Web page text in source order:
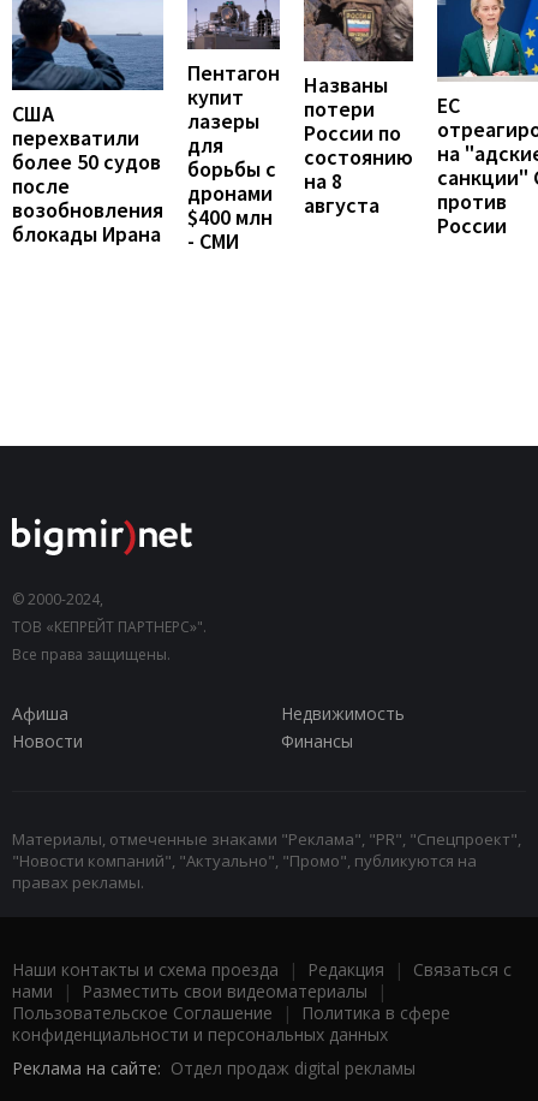
США
перехватили
более 50 судов
после
возобновления
блокады Ирана
Пентагон
купит
лазеры
для
борьбы с
дронами
$400 млн
- СМИ
Названы
потери
России по
состоянию
на 8
августа
ЕС
на
санкции"
против
России
© 2000-2024,
ТОВ «КЕПРЕЙТ ПАРТНЕРС»".
Все права защищены.
Афиша
Недвижимость
Новости
Финансы
Материалы, отмеченные знаками "Реклама", "PR", "Спецпроект",
"Новости компаний", "Актуально", "Промо", публикуются на
правах рекламы.
Наши контакты и схема проезда | Редакция | Связаться с
нами | Разместить свои видеоматериалы |
Пользовательское Соглашение |
Политика в сфере
конфиденциальности и персональных данных
Реклама на сайте: Отдел продаж digital рекламы